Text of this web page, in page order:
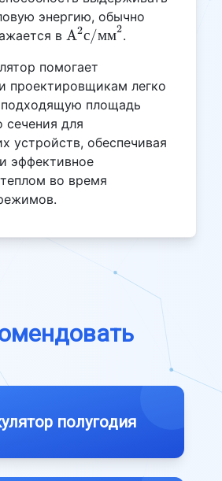
энергию, обычно
в \text{A}^2\text{с/
A2с/мм2.
помогает
проектировщикам легко
подходящую площадь
сечения для
устройств, обеспечивая
эффективное
во время
полугодия